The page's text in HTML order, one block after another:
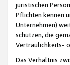
juristischen
Pflichten kennen
Unternehmen)
schützen, die
Vertraulichkeits-
Das Verhältnis